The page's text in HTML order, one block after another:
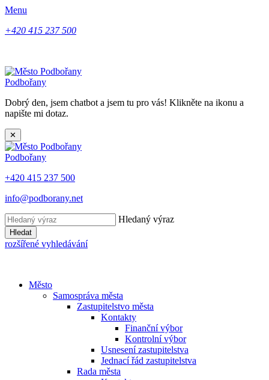
Menu
+420 415 237 500
Podbořany
Dobrý den, jsem chatbot a jsem tu pro vás! Klikněte na ikonu a
napište mi dotaz.
✕
Podbořany
+420 415 237 500
info@podborany.net
Hledaný výraz
Hledat
rozšířené vyhledávání
Město
Samospráva města
Zastupitelstvo města
Kontakty
Finanční výbor
Kontrolní výbor
Usnesení zastupitelstva
Jednací řád zastupitelstva
Rada města